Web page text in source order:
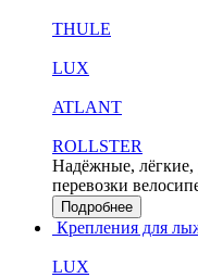
THULE
LUX
ATLANT
ROLLSTER
Надёжные, лёгкие,
перевозки
Подробнее
Крепления для
LUX